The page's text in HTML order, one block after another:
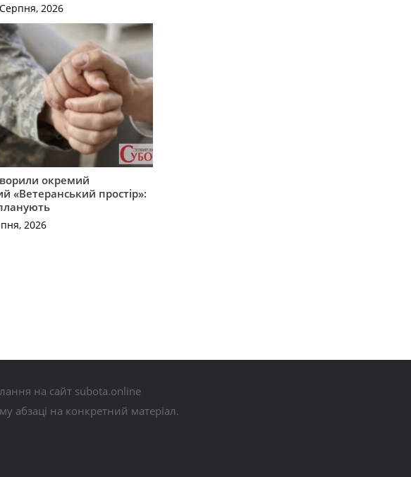
2026
окремий
«Ветеранський простір»:
2026
на сайт subota.online
абзаці на конкретний матеріал.